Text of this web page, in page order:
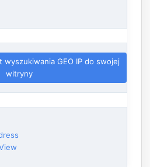
wyszukiwania GEO IP do swojej
witryny